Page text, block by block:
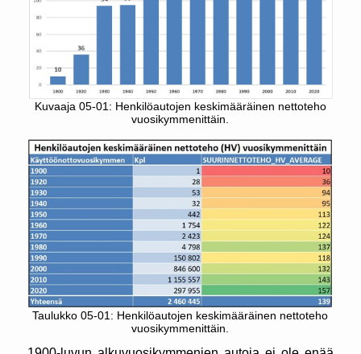
Kuvaaja 05-01: Henkilöautojen keskimääräinen nettoteho
vuosikymmenittäin.
Taulukko 05-01: Henkilöautojen keskimääräinen nettoteho
vuosikymmenittäin.